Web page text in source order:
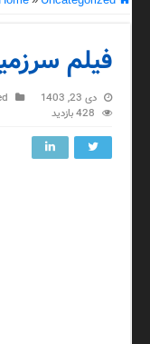
فیلم
دی 23, 1403
428 بازدید